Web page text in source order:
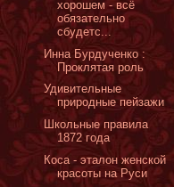
хорошем - всё
обязательно
сбудетс...
Инна Бурдученко :
Проклятая роль
Удивительные
природные пейзажи
Школьные правила
1872 года
Коса - эталон женской
красоты на Руси